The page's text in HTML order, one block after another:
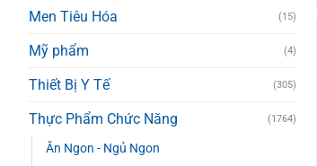
Men Tiêu Hóa (15)
Mỹ phẩm (4)
Thiết Bị Y Tế (305)
Thực Phẩm Chức Năng (1764)
Ăn Ngon - Ngủ Ngon